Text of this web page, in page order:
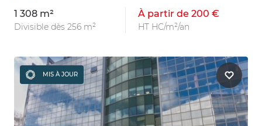
1 308 m²
Divisible dès 256 m²
À partir de 200 €
HT HC/m²/an
MIS À JOUR